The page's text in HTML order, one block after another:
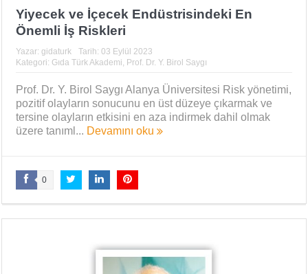
Yiyecek ve İçecek Endüstrisindeki En
Önemli İş Riskleri
Yazar: gidaturk Tarih: 03 Eylül 2023
Kategori: Gıda Türk Akademi, Prof. Dr. Y. Birol Saygı
Prof. Dr. Y. Birol Saygı Alanya Üniversitesi Risk yönetimi,
pozitif olayların sonucunu en üst düzeye çıkarmak ve
tersine olayların etkisini en aza indirmek dahil olmak
üzere tanıml... Devamını oku
0